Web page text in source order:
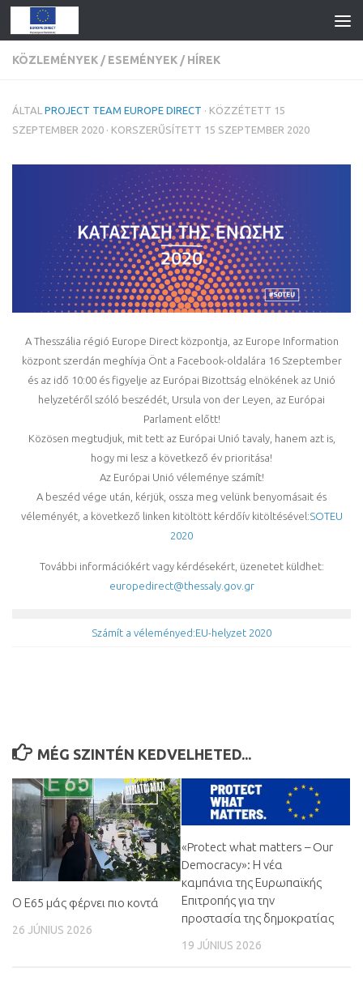
KÖZLEMÉNYEK / ESEMÉNYEK / HÍREK
ÁLTAL PROJECT TEAM EUROPE DIRECT · KÖZZÉTETT 15
SZEPTEMBER 2020 · KORSZERŰSÍTETT 15 SZEPTEMBER 2020
A Thesszália régió Europe Direct központja, az Europe Information
központ szerdán meghívja Önt a Facebook-oldalára 16 Szeptember
és az idő 10:00 és figyelje az Európai Bizottság elnökének az Unió
helyzetéről szóló beszédét, Ursula von der Leyen, az Európai
Parlament előtt!
Közösen megtudjuk, mit tett az Európai Unió tavaly, hanem azt is,
hogy mi lesz a következő év prioritása!
Az Európai Unió véleménye számít!
A beszéd vége után, kérjük, ossza meg velünk benyomásait és
véleményét, a következő linken kitöltött kérdőív kitöltésével:SOTEU
2020
További információkért vagy kérdésekért, üzenetet küldhet:
europedirect@thessaly.gov.gr
Számít a véleményed:EU-helyzet 2020
MÉG SZINTÉN KEDVELHETED...
Ο Ε65 μάς φέρνει πιο κοντά
26 JÚNIUS 2026
«Protect what matters – Our
Democracy»: Η νέα
καμπάνια της Ευρωπαϊκής
Επιτροπής για την
προστασία της δημοκρατίας
19 JÚNIUS 2026